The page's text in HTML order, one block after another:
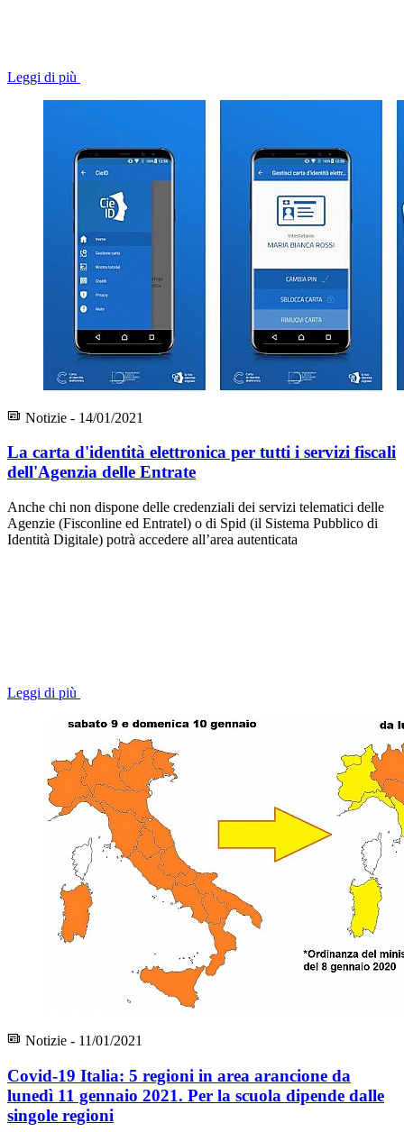
Leggi di più
Notizie - 14/01/2021
La carta d'identità elettronica per tutti i servizi fiscali
dell'Agenzia delle Entrate
Anche chi non dispone delle credenziali dei servizi telematici delle
Agenzie (Fisconline ed Entratel) o di Spid (il Sistema Pubblico di
Identità Digitale) potrà accedere all’area autenticata
Leggi di più
Notizie - 11/01/2021
Covid-19 Italia: 5 regioni in area arancione da
lunedì 11 gennaio 2021. Per la scuola dipende dalle
singole regioni